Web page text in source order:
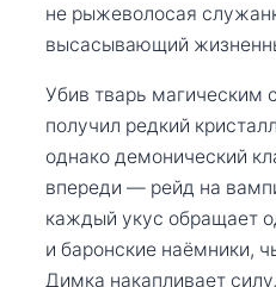
не рыжеволосая
высасывающий
Убив тварь магическим
получил редкий
однако демонический
впереди — рейд на
каждый укус обращает
и баронские наёмники,
Димка накапливает